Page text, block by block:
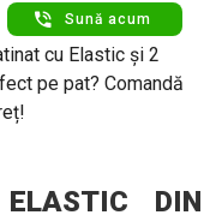
Sună acum
cu Elastic și 2
pe pat? Comandă
DIN